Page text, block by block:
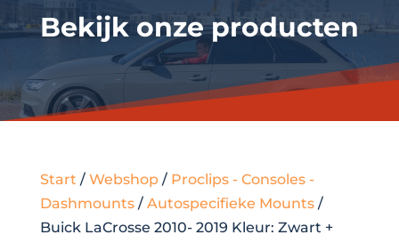
Bekijk onze producten
Start / Webshop/ Proclips - Consoles -
Dashmounts/ Autospecifieke Mounts/
Buick LaCrosse 2010- 2019 Kleur: Zwart +